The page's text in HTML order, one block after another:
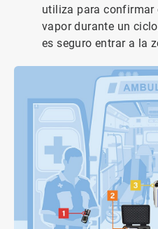
utiliza para confirmar
vapor durante un
es seguro entrar a la